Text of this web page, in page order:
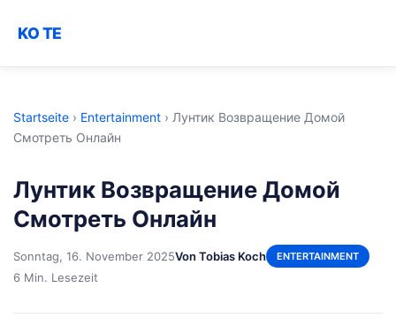
KO TE
Startseite › Entertainment › Лунтик Возвращение Домой
Смотреть Онлайн
Лунтик Возвращение Домой
Смотреть Онлайн
Sonntag, 16. November 2025Von Tobias Koch ENTERTAINMENT
6 Min. Lesezeit